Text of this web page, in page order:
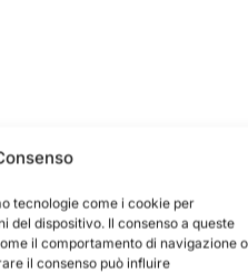
tecnologie come i cookie per
dispositivo. Il consenso a queste
il comportamento di navigazione
il consenso può influire